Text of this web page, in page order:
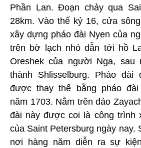
Phần Lan. Đoạn chảy qua
28km. Vào thế kỷ 16, cửa
xây dựng pháo đài Nyen của
trên bờ lạch nhỏ dẫn tới hồ
Oreshek của người Nga, sau
thành Shlisselburg. Pháo
được thay thế bằng pháo đài
năm 1703. Nằm trên đảo
đài này được coi là công trình
của Saint Petersburg ngày nay.
nơi hàng năm diễn ra sự